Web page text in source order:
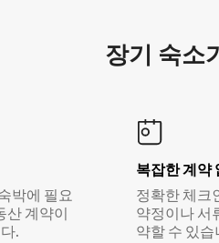
장기 숙소
박에 필요
산 계약이
.
복잡한 계약
정확한 체크
약정이나 서
약할 수 있습